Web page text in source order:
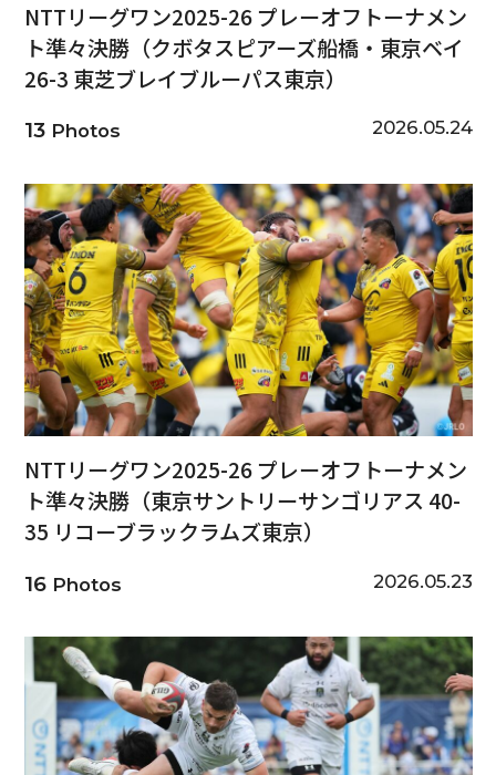
NTTリーグワン2025-26 プレーオフトーナメン
ト準々決勝（クボタスピアーズ船橋・東京ベイ
26-3 東芝ブレイブルーパス東京）
13Photos 2026.05.24
NTTリーグワン2025-26 プレーオフトーナメン
ト準々決勝（東京サントリーサンゴリアス 40-
35 リコーブラックラムズ東京）
16Photos 2026.05.23